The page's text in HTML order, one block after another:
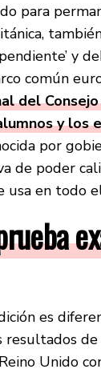
para
y
común
del
y los
por
de poder
usa en todo
es
Unido